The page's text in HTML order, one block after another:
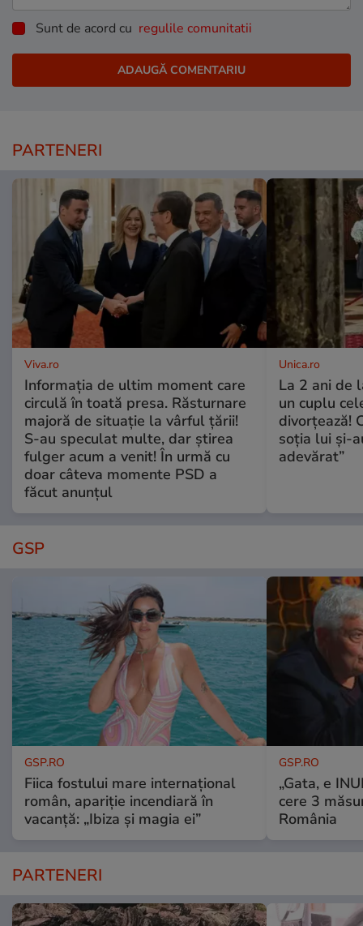
Sunt de acord cu regulile comunitatii
PARTENERI
Viva.ro
Informația de ultim moment care
circulă în toată presa. Răsturnare
majoră de situație la vârful țării!
S-au speculat multe, dar știrea
fulger acum a venit! În urmă cu
doar câteva momente PSD a
făcut anunțul
Unica.ro
La 2 ani de
un cuplu
divorțează!
soția lui și-
adevărat”
GSP
GSP.RO
Fiica fostului mare internațional
român, apariție incendiară în
vacanță: „Ibiza și magia ei”
GSP.RO
„Gata, e
cere 3
România
PARTENERI